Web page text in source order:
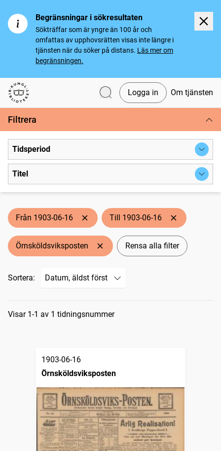
Begränsningar i sökresultaten
Sökträffar som är yngre än 100 år och
omfattas av upphovsrätten visas inte längre i
tjänsten när du söker på distans. Läs mer om
begränsningen.
Svenska tidningar
Logga in Om tjänsten
Filtrera
Tidsperiod
Titel
Från 1903-06-16 Till 1903-06-16
Örnsköldsviksposten Rensa alla filter
Sortera:
Sökresultat
Visar 1-1 av 1 tidningsnummer
1903-06-16
Örnsköldsviksposten